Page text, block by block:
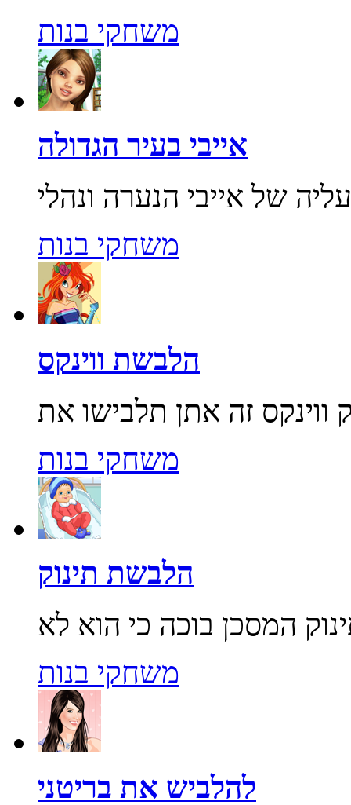
משחקי בנות
אייבי בעיר הגדולה
משחקי בנות
הלבשת ווינקס
משחקי בנות
הלבשת תינוק
משחקי בנות
להלביש את בריטני